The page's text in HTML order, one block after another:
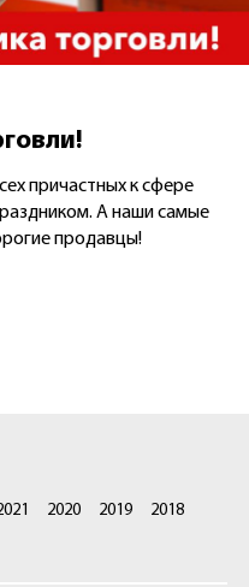
причастных к сфере
А наши самые
продавцы!
2020 2019
2018